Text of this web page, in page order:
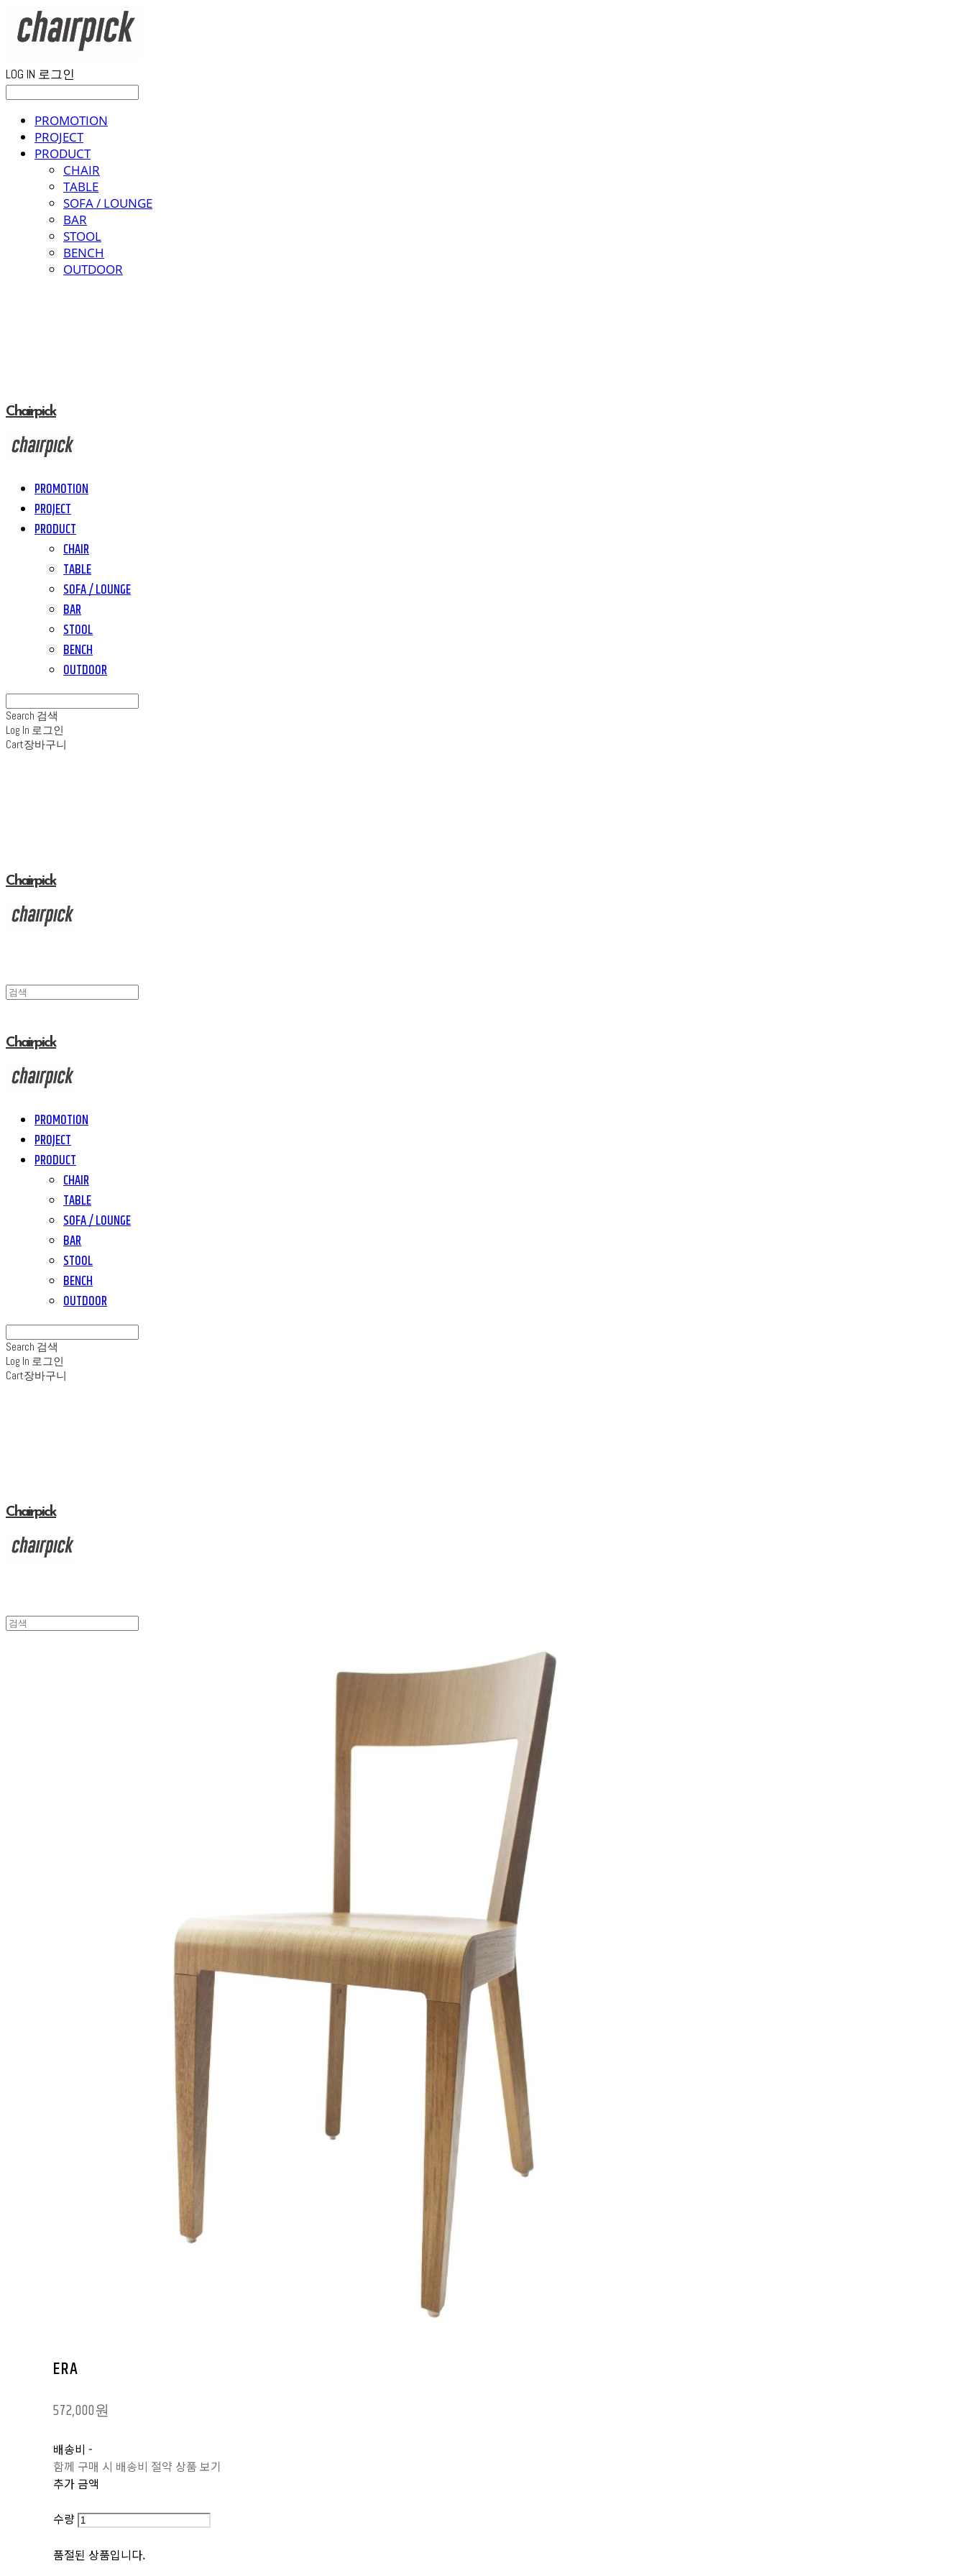
LOG IN 로그인
PROMOTION
PROJECT
PRODUCT
CHAIR
TABLE
SOFA / LOUNGE
BAR
STOOL
BENCH
OUTDOOR
Chairpick
PROMOTION
PROJECT
PRODUCT
CHAIR
TABLE
SOFA / LOUNGE
BAR
STOOL
BENCH
OUTDOOR
Search 검색
Log In 로그인
Cart장바구니
Chairpick
Chairpick
PROMOTION
PROJECT
PRODUCT
CHAIR
TABLE
SOFA / LOUNGE
BAR
STOOL
BENCH
OUTDOOR
Search 검색
Log In 로그인
Cart장바구니
Chairpick
ERA
572,000원
배송비-
함께 구매 시 배송비 절약 상품 보기
추가 금액
수량
품절된 상품입니다.